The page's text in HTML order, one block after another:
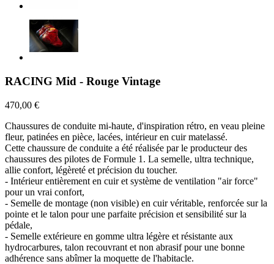
RACING Mid - Rouge Vintage
470,00 €
Chaussures de conduite mi-haute, d'inspiration rétro, en veau pleine
fleur, patinées en pièce, lacées, intérieur en cuir matelassé.
Cette chaussure de conduite a été réalisée par le producteur des
chaussures des pilotes de Formule 1. La semelle, ultra technique,
allie confort, légèreté et précision du toucher.
- Intérieur entièrement en cuir et système de ventilation "air force"
pour un vrai confort,
- Semelle de montage (non visible) en cuir véritable, renforcée sur la
pointe et le talon pour une parfaite précision et sensibilité sur la
pédale,
- Semelle extérieure en gomme ultra légère et résistante aux
hydrocarbures, talon recouvrant et non abrasif pour une bonne
adhérence sans abîmer la moquette de l'habitacle.